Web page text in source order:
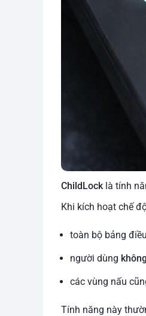
ChildLocklà tính
Khi kích hoạt chế
toàn bộ bảng
người dùng
các vùng nấu
Tính năng này